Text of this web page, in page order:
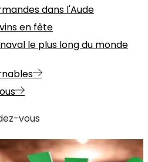
dans l'Aude
en fête
le plus long du monde
vous